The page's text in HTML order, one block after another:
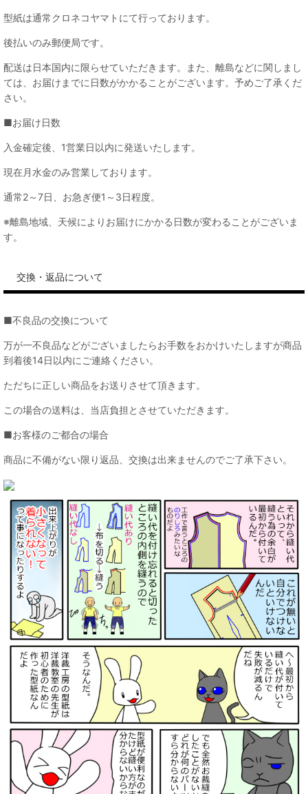
型紙は通常クロネコヤマトにて行っております。
後払いのみ郵便局です。
配送は日本国内に限らせていただきます。また、離島などに関しまし
ては、お届けまでに日数がかかることがございます。予めご了承くだ
さい。
■お届け日数
入金確定後、1営業日以内に発送いたします。
現在月水金のみ営業しております。
通常2～7日、お急ぎ便1～3日程度。
※離島地域、天候によりお届けにかかる日数が変わることがございま
す。
交換・返品について
■不良品の交換について
万が一不良品などがございましたらお手数をおかけいたしますが商品
到着後14日以内にご連絡ください。
ただちに正しい商品をお送りさせて頂きます。
この場合の送料は、当店負担とさせていただきます。
■お客様のご都合の場合
商品に不備がない限り返品、交換は出来ませんのでご了承下さい。